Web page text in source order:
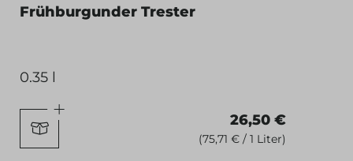
Frühburgunder Trester
0.35 l
26,50 €
(75,71 € / 1 Liter)